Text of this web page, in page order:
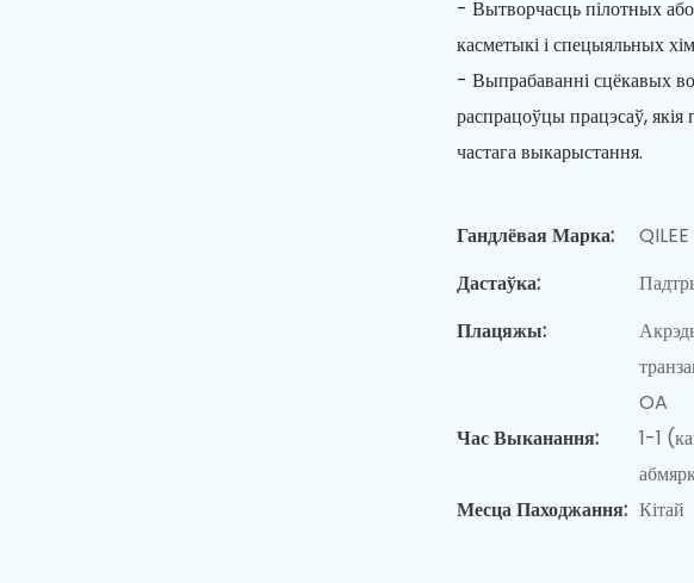
- Вытворчасць пілотных
касметыкі і спецыяльных
- Выпрабаванні сцёкавых
распрацоўцы працэсаў, якія
частага выкарыстання.
Гандлёвая Марка:
QILEE
Дастаўка:
Плацяжы:
OA
Час Выканання:
1-1
Месца Паходжання: Кітай